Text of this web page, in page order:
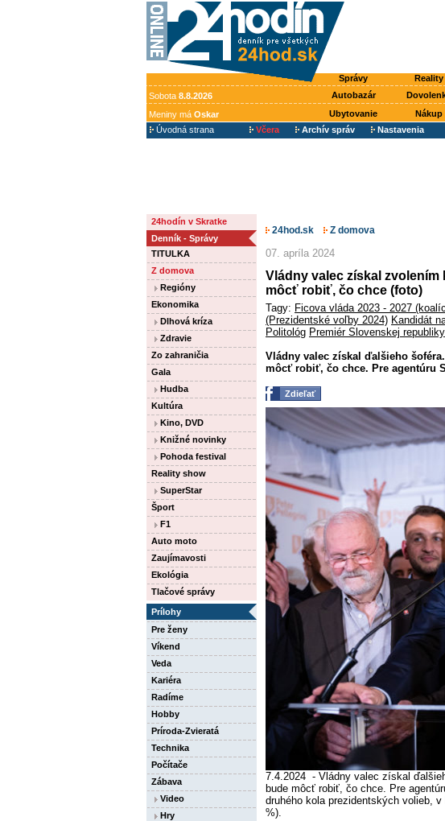
Správy Reality
Sobota 8.8.2026 Autobazár
Meniny má Oskar Ubytovanie Nákup
Úvodná strana
Včera Archív správ Nastavenia
24hodín v Skratke
Denník - Správy
TITULKA
Z domova
Regióny
Ekonomika
Dlhová kríza
Zdravie
Zo zahraničia
Gala
Hudba
Kultúra
Kino, DVD
Knižné novinky
Pohoda festival
Reality show
SuperStar
Šport
F1
Auto moto
Zaujímavosti
Ekológia
Tlačové správy
Prílohy
Pre ženy
Víkend
Veda
Kariéra
Radíme
Hobby
Príroda-Zvieratá
Technika
Počítače
Zábava
Video
Hry
24hod.sk Z domova
07. apríla 2024
Vládny valec získal
môcť robiť, čo chce (foto)
Tagy: Ficova vláda 2023 - 2027
(Prezidentské voľby 2024) Kandidát
Politológ Premiér Slovenskej republiky
Vládny valec získal ďalšieho
môcť robiť, čo chce. Pre agentúru
Zdieľať
7.4.2024 - Vládny valec získal
bude môcť robiť, čo chce. Pre
druhého kola prezidentských volieb,
%).